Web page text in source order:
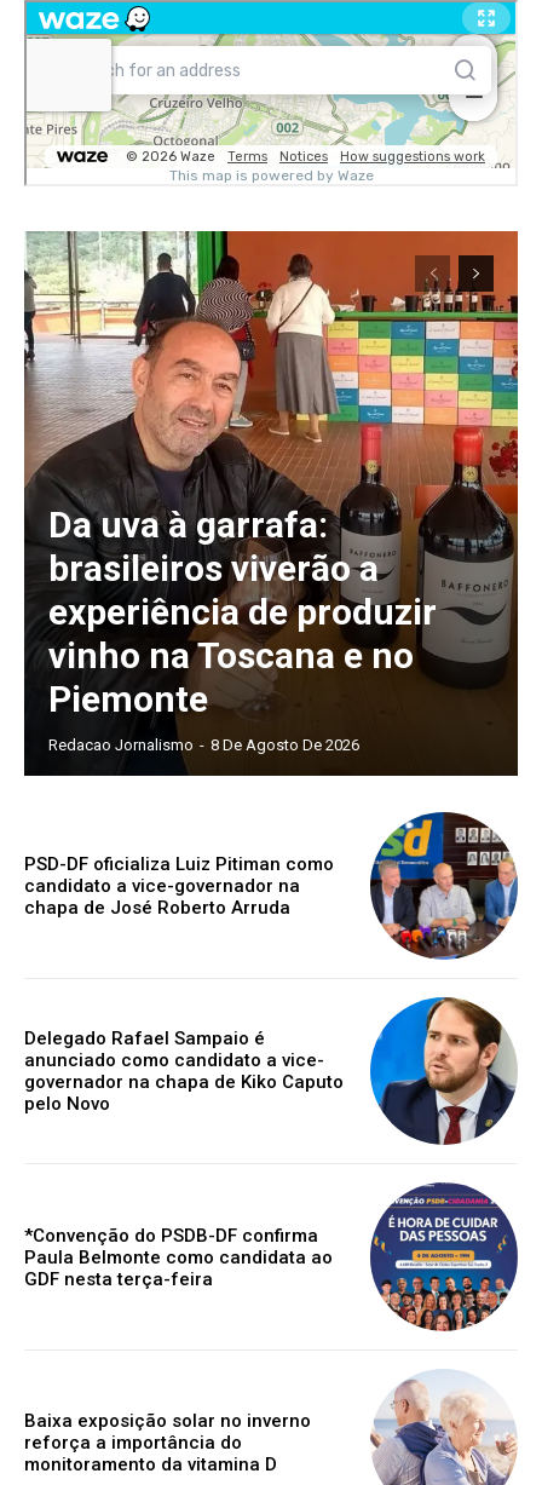
Da uva à garrafa:
brasileiros viverão a
experiência de produzir
vinho na Toscana e no
Piemonte
Redacao Jornalismo - 8 De Agosto De 2026
PSD-DF oficializa Luiz Pitiman como
candidato a vice-governador na
chapa de José Roberto Arruda
Delegado Rafael Sampaio é
anunciado como candidato a vice-
governador na chapa de Kiko Caputo
pelo Novo
*Convenção do PSDB-DF confirma
Paula Belmonte como candidata ao
GDF nesta terça-feira
Baixa exposição solar no inverno
reforça a importância do
monitoramento da vitamina D